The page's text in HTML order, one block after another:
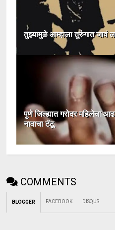
तुझ्यामुळे आम्हाला तुरुंगात जावं
पुणे जिल्ह्यात गरोदर महिलेचा
नावाचा टॅटू.
COMMENTS
BLOGGER FACEBOOK DISQUS